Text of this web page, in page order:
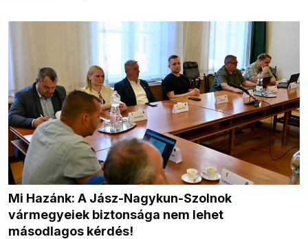
Mi Hazánk: A Jász-Nagykun-Szolnok
vármegyeiek biztonsága nem lehet
másodlagos kérdés!